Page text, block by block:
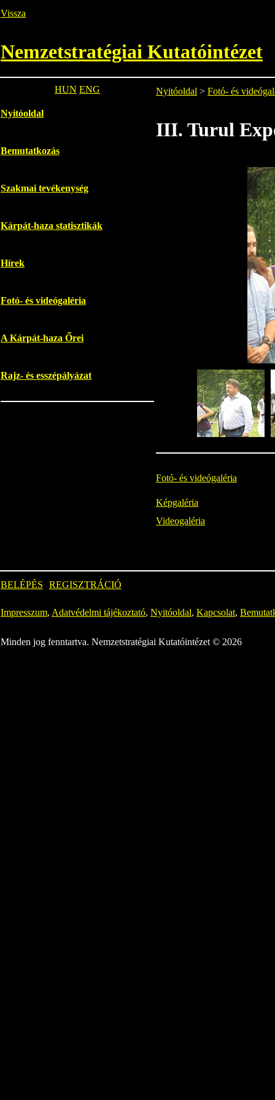
Vissza
Nemzetstratégiai Kutatóintézet
HUN ENG
Nyitóoldal
Bemutatkozás
Szakmai tevékenység
Kárpát-haza statisztikák
Hírek
Fotó- és videógaléria
A Kárpát-haza Őrei
Rajz- és esszépályázat
Nyitóoldal > Fotó- és
III. Turul
Fotó- és videógaléria
Képgaléria
Videogaléria
BELÉPÉS REGISZTRÁCIÓ
Impresszum, Adatvédelmi tájékoztató, Nyitóoldal, Kapcsolat,
Minden jog fenntartva. Nemzetstratégiai Kutatóintézet © 2026